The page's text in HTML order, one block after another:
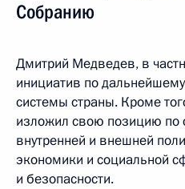
Собранию
Дмитрий Медведев, в
инициатив по
системы страны. Кроме
изложил свою позицию
внутренней и внешней
экономики и социальной
и безопасности.